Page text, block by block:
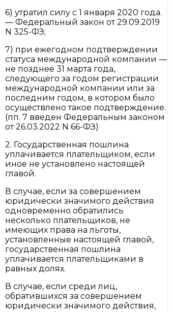
6) утратил силу с 1 января 2020 года.
— Федеральный закон от 29.09.2019
N 325-ФЗ;
7) при ежегодном подтверждении
статуса международной компании —
не позднее 31 марта года,
следующего за годом регистрации
международной компании или за
последним годом, в котором было
осуществлено такое подтверждение.
(пп. 7 введен Федеральным законом
от 26.03.2022 N 66-ФЗ)
2. Государственная пошлина
уплачивается плательщиком, если
иное не установлено настоящей
главой.
В случае, если за совершением
юридически значимого действия
одновременно обратились
несколько плательщиков, не
имеющих права на льготы,
установленные настоящей главой,
государственная пошлина
уплачивается плательщиками в
равных долях.
В случае, если среди лиц,
обратившихся за совершением
юридически значимого действия,